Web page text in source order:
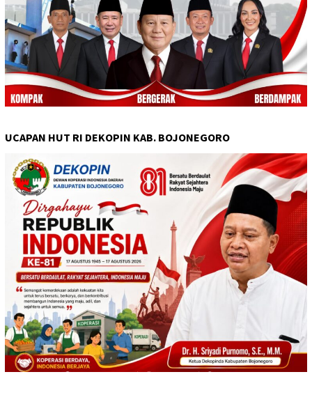
UCAPAN HUT RI DEKOPIN KAB. BOJONEGORO